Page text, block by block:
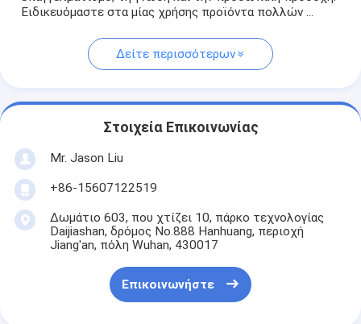
Ειδικευόμαστε στα μίας χρήσης προϊόντα πολλών ...
Δείτε περισσότερων
Στοιχεία Επικοινωνίας
Mr. Jason Liu
+86-15607122519
Δωμάτιο 603, που χτίζει 10, πάρκο τεχνολογίας
Daijiashan, δρόμος No.888 Hanhuang, περιοχή
Jiang'an, πόλη Wuhan, 430017
Επικοινωνήστε